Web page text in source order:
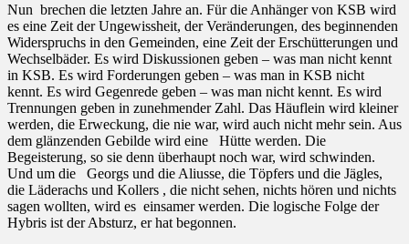
Nun brechen die letzten Jahre an. Für die Anhänger von KSB wird
es eine Zeit der Ungewissheit, der Veränderungen, des beginnenden
Widerspruchs in den Gemeinden, eine Zeit der Erschütterungen und
Wechselbäder. Es wird Diskussionen geben – was man nicht kennt
in KSB. Es wird Forderungen geben – was man in KSB nicht
kennt. Es wird Gegenrede geben – was man nicht kennt. Es wird
Trennungen geben in zunehmender Zahl. Das Häuflein wird kleiner
werden, die Erweckung, die nie war, wird auch nicht mehr sein. Aus
dem glänzenden Gebilde wird eine
Hütte werden. Die
Begeisterung, so sie denn überhaupt noch war, wird schwinden.
Und um die
Georgs und die Aliusse, die Töpfers und die Jägles,
die Läderachs und Kollers , die nicht sehen, nichts hören und nichts
sagen wollten, wird es einsamer werden. Die logische Folge der
Hybris ist der Absturz, er hat begonnen.